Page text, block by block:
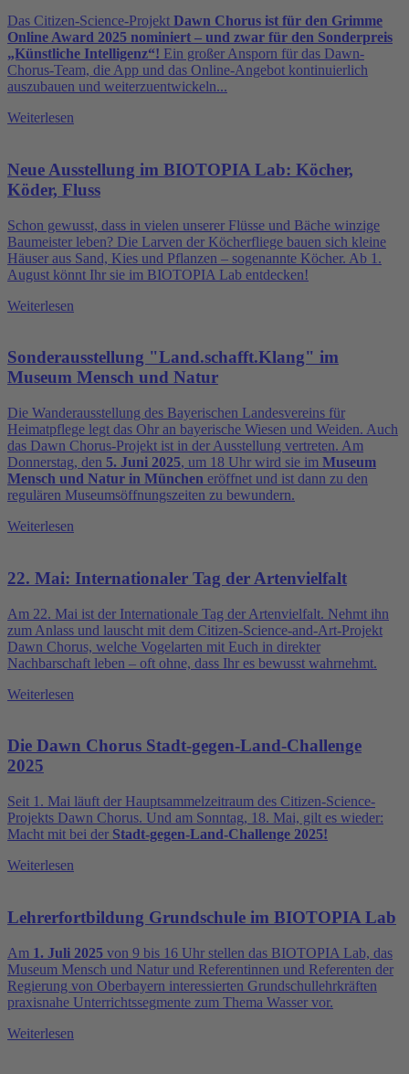
Das Citizen-Science-Projekt Dawn Chorus ist für den Grimme
Online Award 2025 nominiert – und zwar für den Sonderpreis
„Künstliche Intelligenz“! Ein großer Ansporn für das Dawn-
Chorus-Team, die App und das Online-Angebot kontinuierlich
auszubauen und weiterzuentwickeln...
Weiterlesen
Neue Ausstellung im BIOTOPIA Lab: Köcher,
Köder, Fluss
Schon gewusst, dass in vielen unserer Flüsse und Bäche winzige
Baumeister leben? Die Larven der Köcherfliege bauen sich kleine
Häuser aus Sand, Kies und Pflanzen – sogenannte Köcher. Ab 1.
August könnt Ihr sie im BIOTOPIA Lab entdecken!
Weiterlesen
Sonderausstellung "Land.schafft.Klang" im
Museum Mensch und Natur
Die Wanderausstellung des Bayerischen Landesvereins für
Heimatpflege legt das Ohr an bayerische Wiesen und Weiden. Auch
das Dawn Chorus-Projekt ist in der Ausstellung vertreten. Am
Donnerstag, den 5. Juni 2025, um 18 Uhr wird sie im Museum
Mensch und Natur in München eröffnet und ist dann zu den
regulären Museumsöffnungszeiten zu bewundern.
Weiterlesen
22. Mai: Internationaler Tag der Artenvielfalt
Am 22. Mai ist der Internationale Tag der Artenvielfalt. Nehmt ihn
zum Anlass und lauscht mit dem Citizen-Science-and-Art-Projekt
Dawn Chorus, welche Vogelarten mit Euch in direkter
Nachbarschaft leben – oft ohne, dass Ihr es bewusst wahrnehmt.
Weiterlesen
Die Dawn Chorus Stadt-gegen-Land-Challenge
2025
Seit 1. Mai läuft der Hauptsammelzeitraum des Citizen-Science-
Projekts Dawn Chorus. Und am Sonntag, 18. Mai, gilt es wieder:
Macht mit bei der Stadt-gegen-Land-Challenge 2025!
Weiterlesen
Lehrerfortbildung Grundschule im BIOTOPIA Lab
Am 1. Juli 2025 von 9 bis 16 Uhr stellen das BIOTOPIA Lab, das
Museum Mensch und Natur und Referentinnen und Referenten der
Regierung von Oberbayern interessierten Grundschullehrkräften
praxisnahe Unterrichtssegmente zum Thema Wasser vor.
Weiterlesen